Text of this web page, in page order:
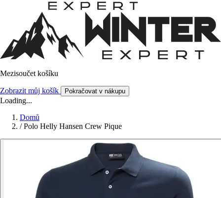
Mezisoučet košíku
Zobrazit můj košík Pokračovat v nákupu
Loading...
Domů
/ Polo Helly Hansen Crew Pique